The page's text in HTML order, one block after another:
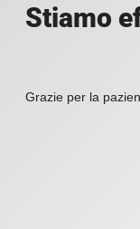
Stiamo
Grazie per la